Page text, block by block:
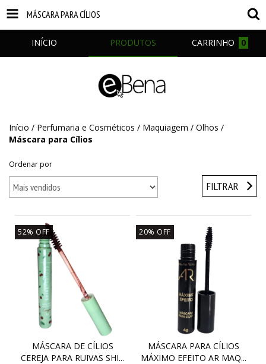
MÁSCARA PARA CÍLIOS
INÍCIO PRODUTOS CARRINHO 0
Início / Perfumaria e Cosméticos / Maquiagem / Olhos /
Máscara para Cílios
Ordenar por
FILTRAR
52% OFF
MÁSCARA DE CÍLIOS
CEREJA PARA RUIVAS SHI...
20% OFF
MÁSCARA PARA CÍLIOS
MÁXIMO EFEITO AR MAQ...